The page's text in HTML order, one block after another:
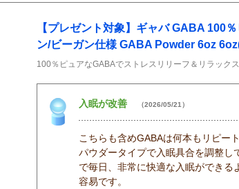
【プレゼント対象】ギャバ GABA 100
ン/ビーガン仕様 GABA Powder 6oz
100％ピュアなGABAでストレスリリーフ＆リラックス
入眠が改善 （2026/05/21）
こちらも含めGABAは何本もリピー
パウダータイプで入眠具合を調整し
で毎日、非常に快適な入眠ができる
容易です。